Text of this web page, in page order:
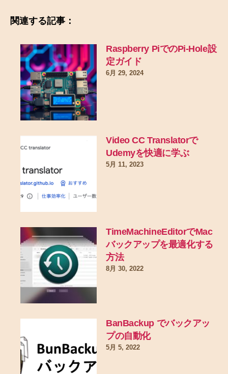
関連する記事：
Raspberry PiでのPi-Hole設
定ガイド
6月 29, 2024
Video CC Translatorで
Udemyを快適に学ぶ
5月 11, 2023
TimeMachineEditorでMac
バックアップを最適化する
方法
8月 30, 2022
BanBackup でバックアッ
プの自動化
5月 5, 2022